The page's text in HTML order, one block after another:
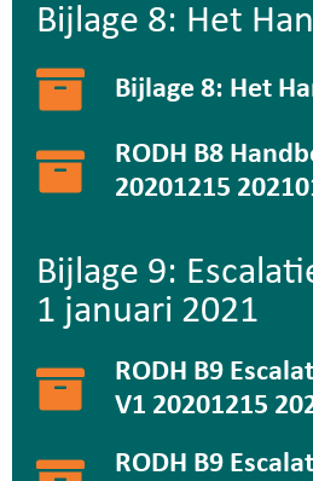
Bijlage 8: Het
Bijlage 8: Het
RODH B8
20201215
Bijlage 9:
1 januari 2021
RODH B9
V1 20201215
RODH B9